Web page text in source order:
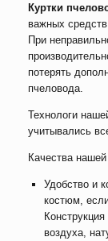
Куртки
важных средств
При
потерять
пчеловода.
Технологи
учитывались
Качества
Удобство и
костюм,
воздуха,